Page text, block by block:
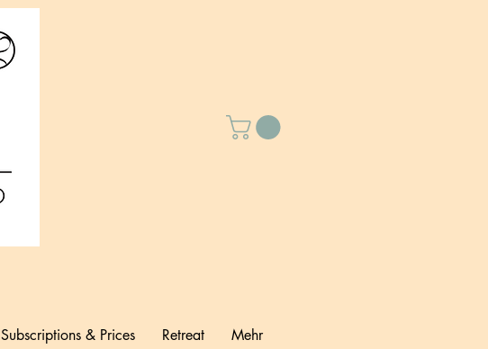
Subscriptions & Prices Retreat Mehr